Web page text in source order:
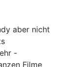
aber nicht
-
Filme